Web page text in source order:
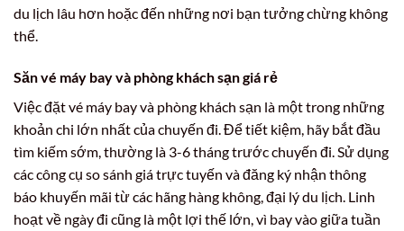
du lịch lâu hơn hoặc đến những nơi bạn tưởng chừng không
thể.
Săn vé máy bay và phòng khách sạn giá rẻ
Việc đặt vé máy bay và phòng khách sạn là một trong những
khoản chi lớn nhất của chuyến đi. Để tiết kiệm, hãy bắt đầu
tìm kiếm sớm, thường là 3-6 tháng trước chuyến đi. Sử dụng
các công cụ so sánh giá trực tuyến và đăng ký nhận thông
báo khuyến mãi từ các hãng hàng không, đại lý du lịch. Linh
hoạt về ngày đi cũng là một lợi thế lớn, vì bay vào giữa tuần